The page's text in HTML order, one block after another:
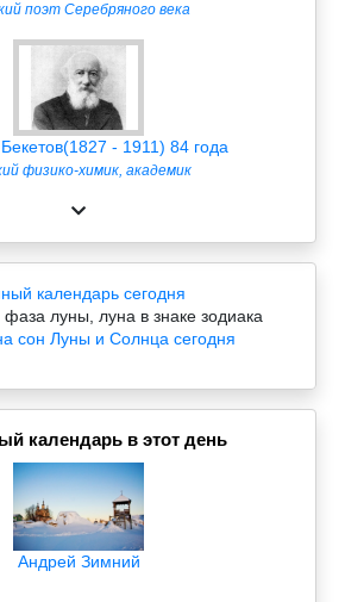
поэт Серебряного века
- 1911) 84 года
физико-химик, академик
календарь сегодня
луны, луна в знаке зодиака
сон Луны и Солнца сегодня
календарь в этот день
Андрей Зимний